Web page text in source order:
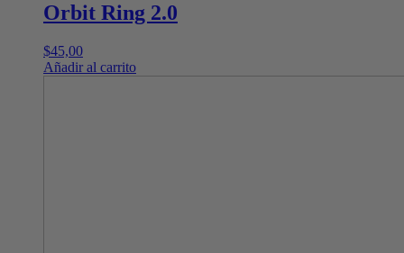
Orbit Ring 2.0
$45,00
Añadir al carrito